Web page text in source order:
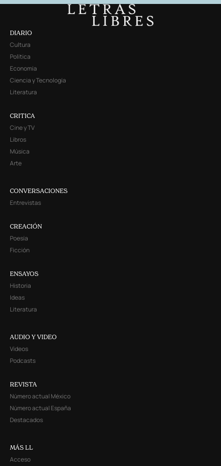
DIARIO
Cultura
Política
Economía
Ciencia y Tecnología
Literatura
CRITICA
Cine y TV
Libros
Música
Arte
CONVERSACIONES
Entrevistas
CREACIÓN
Poesía
Ficción
ENSAYOS
Historia
Ideas
Literatura
AUDIO Y VIDEO
Videos
Podcasts
REVISTA
Número actual México
Número actual España
Destacados
MÁS LL
Acceso